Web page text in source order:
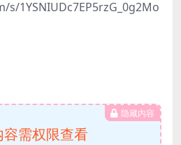
1YSNIUDc7EP5rzG_0g2Mo
隐藏内容
容需权限查看